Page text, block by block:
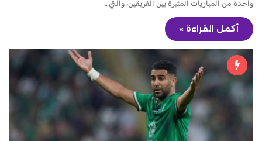
واحدة من المباريات المثيرة بين الفريقين، والتي…
أكمل القراءة »